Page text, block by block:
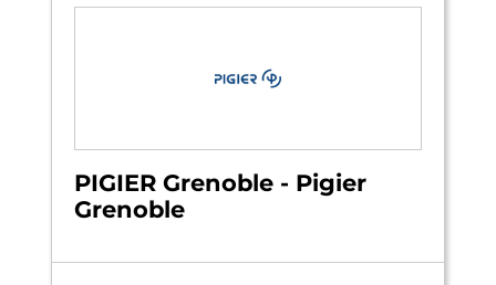
PIGIER Grenoble - Pigier
Grenoble